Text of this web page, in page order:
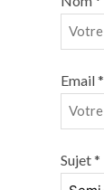
Email *
Sujet *